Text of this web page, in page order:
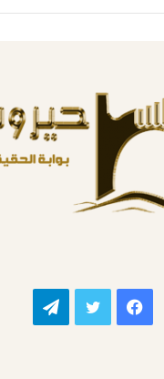
فيسبوك تويتر تيلقرام